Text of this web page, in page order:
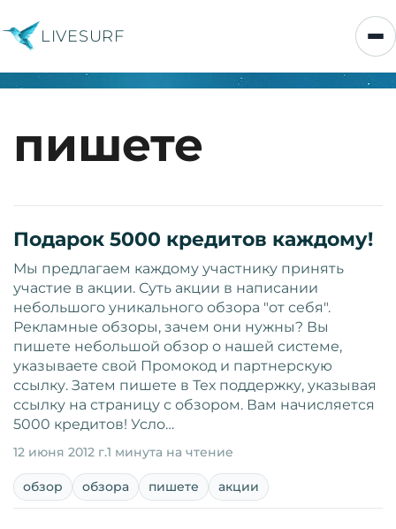
LIVESURF
пишете
Подарок 5000 кредитов каждому!
Мы предлагаем каждому участнику принять
участие в акции. Суть акции в написании
небольшого уникального обзора "от себя".
Рекламные обзоры, зачем они нужны? Вы
пишете небольшой обзор о нашей системе,
указываете свой Промокод и партнерскую
ссылку. Затем пишете в Тех поддержку, указывая
ссылку на страницу с обзором. Вам начисляется
5000 кредитов! Усло…
12 июня 2012 г.1 минута на чтение
обзор обзора пишете акции